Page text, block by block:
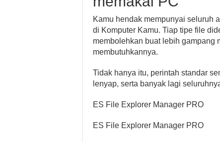
Kamu hendak mempunyai seluruh
di Komputer Kamu. Tiap tipe file
membolehkan buat lebih gampang
membutuhkannya.
Tidak hanya itu, perintah standar
lenyap, serta banyak lagi
ES File Explorer Manager PRO
ES File Explorer Manager PRO